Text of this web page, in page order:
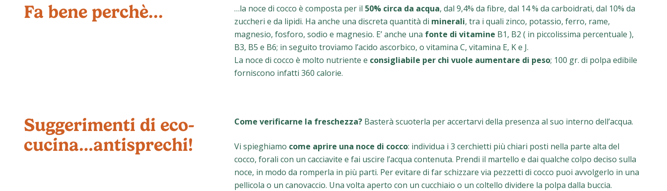
Fa bene perchè... …la noce di cocco è composta per il 50% circa da acqua, dal 9,4% da fibre, dal 14 % da carboidrati, dal 10% da
zuccheri e da lipidi. Ha anche una discreta quantità di minerali, tra i quali zinco, potassio, ferro, rame,
magnesio, fosforo, sodio e magnesio. E’ anche una fonte di vitamine B1, B2 ( in piccolissima percentuale ),
B3, B5 e B6; in seguito troviamo l’acido ascorbico, o vitamina C, vitamina E, K e J.
La noce di cocco è molto nutriente e consigliabile per chi vuole aumentare di peso; 100 gr. di polpa edibile
forniscono infatti 360 calorie.
Suggerimenti di eco-
cucina…antisprechi!
Come verificarne la freschezza? Basterà scuoterla per accertarvi della presenza al suo interno dell’acqua.
Vi spieghiamo come aprire una noce di cocco: individua i 3 cerchietti più chiari posti nella parte alta del
cocco, forali con un cacciavite e fai uscire l’acqua contenuta. Prendi il martello e dai qualche colpo deciso sulla
noce, in modo da romperla in più parti. Per evitare di far schizzare via pezzetti di cocco puoi avvolgerlo in una
pellicola o un canovaccio. Una volta aperto con un cucchiaio o un coltello dividere la polpa dalla buccia.